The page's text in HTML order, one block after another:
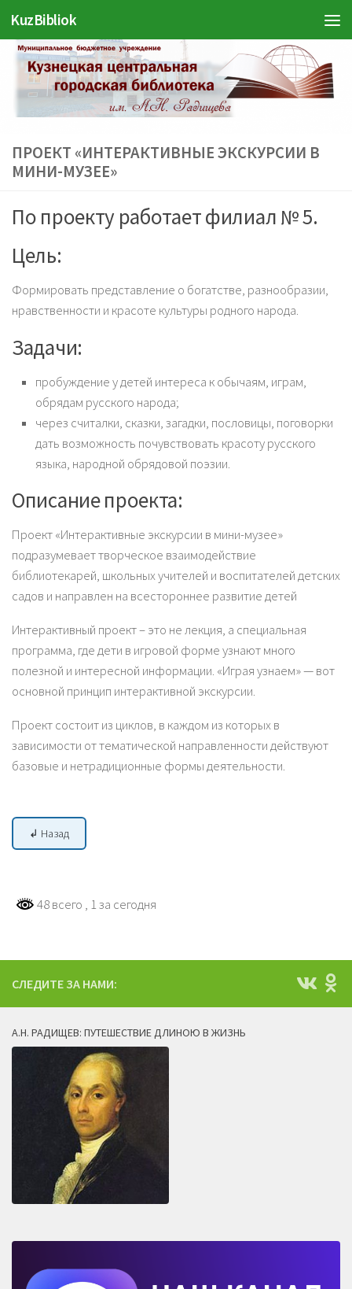
Перейти к содержимому
KuzBibliok
ПРОЕКТ «ИНТЕРАКТИВНЫЕ ЭКСКУРСИИ В
МИНИ-МУЗЕЕ»
По проекту работает филиал № 5.
Цель:
Формировать представление о богатстве, разнообразии,
нравственности и красоте культуры родного народа.
Задачи:
пробуждение у детей интереса к обычаям, играм,
обрядам русского народа;
через считалки, сказки, загадки, пословицы, поговорки
дать возможность почувствовать красоту русского
языка, народной обрядовой поэзии.
Описание проекта:
Проект «Интерактивные экскурсии в мини-музее»
подразумевает творческое взаимодействие
библиотекарей, школьных учителей и воспитателей детских
садов и направлен на всестороннее развитие детей
Интерактивный проект – это не лекция, а специальная
программа, где дети в игровой форме узнают много
полезной и интересной информации. «Играя узнаем» — вот
основной принцип интерактивной экскурсии.
Проект состоит из циклов, в каждом из которых в
зависимости от тематической направленности действуют
базовые и нетрадиционные формы деятельности.
↲ Назад
48 всего , 1 за сегодня
СЛЕДИТЕ ЗА НАМИ:
А.Н. РАДИЩЕВ: ПУТЕШЕСТВИЕ ДЛИНОЮ В ЖИЗНЬ